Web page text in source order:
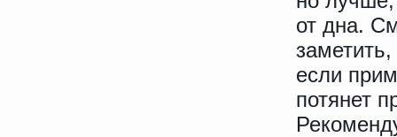
от дна.
если
потянет